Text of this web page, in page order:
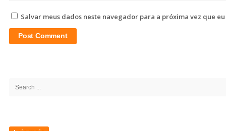
Salvar meus dados neste navegador para a próxima vez que
Search